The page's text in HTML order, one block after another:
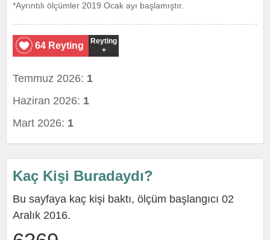
*Ayrıntılı ölçümler 2019 Ocak ayı başlamıştır.
64 Reyting
Reyting
+
Temmuz 2026: 1
Haziran 2026: 1
Mart 2026: 1
Kaç Kişi Buradaydı?
Bu sayfaya kaç kişi baktı, ölçüm başlangıcı 02
Aralık 2016.